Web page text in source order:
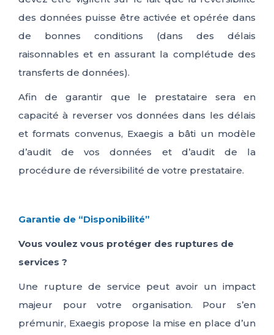
des données puisse être activée et opérée dans
de bonnes conditions (dans des délais
raisonnables et en assurant la complétude des
transferts de données).
Afin de garantir que le prestataire sera en
capacité à reverser vos données dans les délais
et formats convenus, Exaegis a bâti un modèle
d’audit de vos données et d’audit de la
procédure de réversibilité de votre prestataire.
Garantie de “Disponibilité”
Vous voulez vous protéger des ruptures de
services ?
Une rupture de service peut avoir un impact
majeur pour votre organisation. Pour s’en
prémunir, Exaegis propose la mise en place d’un